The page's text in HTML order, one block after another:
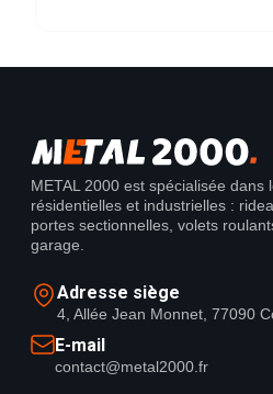
METAL 2000 est spécialisée dans
résidentielles et industrielles :
portes sectionnelles, volets
garage.
Adresse siège
4, Allée Jean Monnet, 77090
E-mail
contact@metal2000.fr